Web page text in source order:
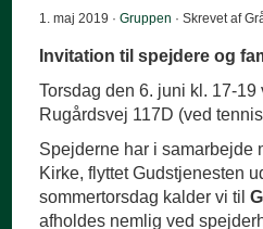
1. maj 2019 ·Gruppen · Skrevet af
Invitation tilspejdere og
Torsdag den 6. juni kl. 17-19
Rugårdsvej 117D (ved
Spejderne har i samarbejde
Kirke, flyttet Gudstjenesten
sommertorsdag kalder vi til
afholdes nemlig ved